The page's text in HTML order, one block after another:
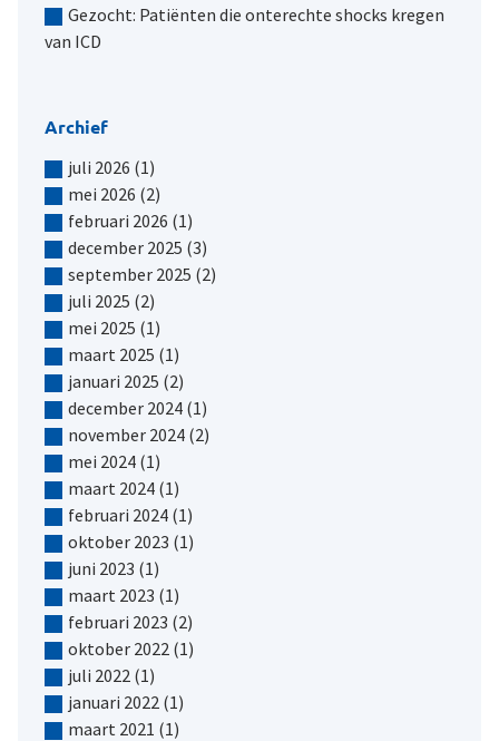
Gezocht: Patiënten die onterechte shocks kregen
van ICD
Archief
juli 2026 (1)
mei 2026 (2)
februari 2026 (1)
december 2025 (3)
september 2025 (2)
juli 2025 (2)
mei 2025 (1)
maart 2025 (1)
januari 2025 (2)
december 2024(1)
november 2024(2)
mei 2024(1)
maart 2024(1)
februari 2024(1)
oktober 2023 (1)
juni 2023 (1)
maart 2023 (1)
februari 2023 (2)
oktober 2022 (1)
juli 2022 (1)
januari 2022 (1)
maart 2021 (1)